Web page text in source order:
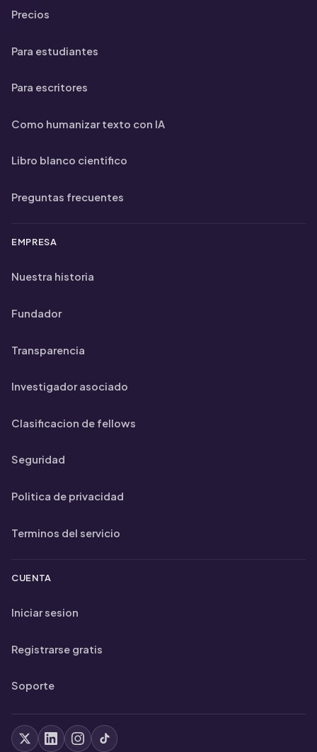
Precios
Para estudiantes
Para escritores
Como humanizar texto con IA
Libro blanco cientifico
Preguntas frecuentes
EMPRESA
Nuestra historia
Fundador
Transparencia
Investigador asociado
Clasificacion de fellows
Seguridad
Politica de privacidad
Terminos del servicio
CUENTA
Iniciar sesion
Registrarse gratis
Soporte